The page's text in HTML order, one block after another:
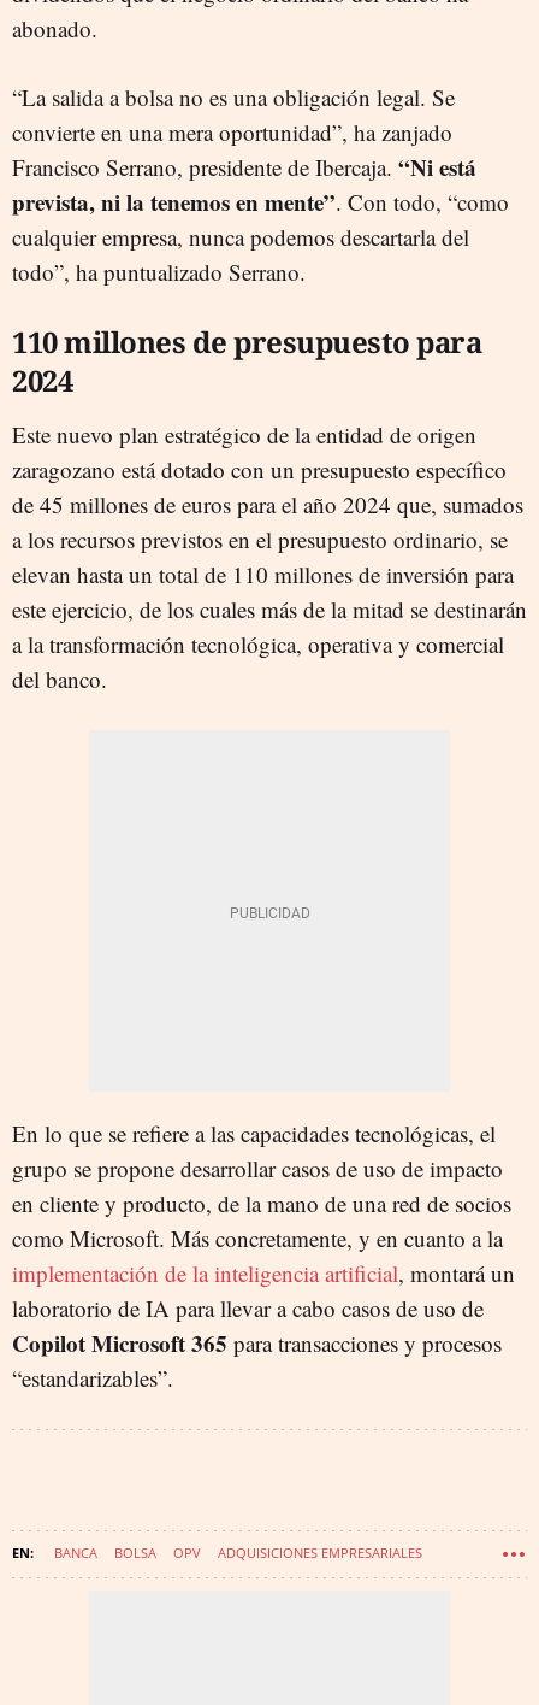
abonado.
“La salida a bolsa no es una obligación legal. Se
convierte en una mera oportunidad”, ha zanjado
Francisco Serrano, presidente de Ibercaja. “Ni está
prevista, ni la tenemos en mente”. Con todo, “como
cualquier empresa, nunca podemos descartarla del
todo”, ha puntualizado Serrano.
110 millones de presupuesto para
2024
Este nuevo plan estratégico de la entidad de origen
zaragozano está dotado con un presupuesto específico
de 45 millones de euros para el año 2024 que, sumados
a los recursos previstos en el presupuesto ordinario, se
elevan hasta un total de 110 millones de inversión para
este ejercicio, de los cuales más de la mitad se destinarán
a la transformación tecnológica, operativa y comercial
del banco.
En lo que se refiere a las capacidades tecnológicas, el
grupo se propone desarrollar casos de uso de impacto
en cliente y producto, de la mano de una red de socios
como Microsoft. Más concretamente, y en cuanto a la
implementación de la inteligencia artificial, montará un
laboratorio de IA para llevar a cabo casos de uso de
Copilot Microsoft 365 para transacciones y procesos
“estandarizables”.
BANCA BOLSA OPV ADQUISICIONES EMPRESARIALES